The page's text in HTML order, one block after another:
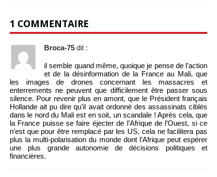
1 COMMENTAIRE
Broca-75 dit :
il semble quand même, quoique je pense de l’action
et de la désinformation de la France au Mali, que
les images de drones concernant les massacres et
enterrements ne peuvent que difficilement être passer sous
silence. Pour revenir plus en amont, que le Président français
Hollande ait pu dire qu’il avait ordonné des assassinats ciblés
dans le nord du Mali est en soit, un scandale ! Après cela, que
la France puisse se faire éjecter de l’Afrique de l’Ouest, si ce
n’est que pour être remplacé par les US, cela ne facilitera pas
plus la multi-polarisation du monde dont l’Afrique peut espérer
une plus grande autonomie de décisions politiques et
financières.